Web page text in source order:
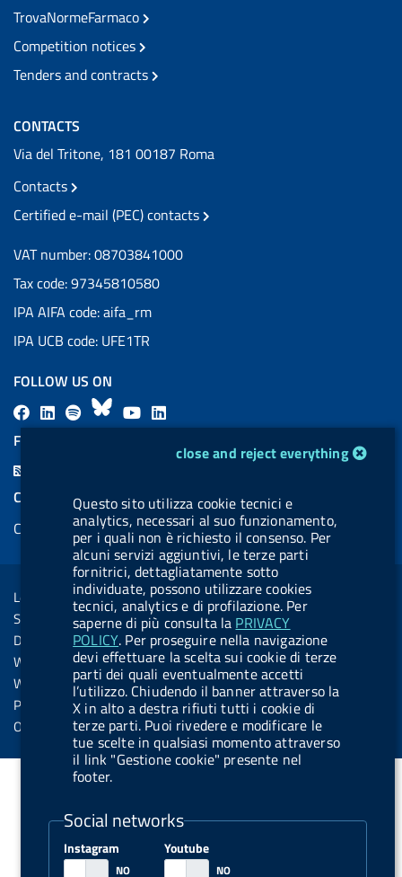
cookie management moduleclose and reject everything
Questo sito utilizza cookie tecnici e
analytics, necessari al suo funzionamento,
per i quali non è richiesto il consenso. Per
alcuni servizi aggiuntivi, le terze parti
fornitrici, dettagliatamente sotto
individuate, possono utilizzare cookies
tecnici, analytics e di profilazione. Per
saperne di più consulta la PRIVACY
POLICY. Per proseguire nella navigazione
devi effettuare la scelta sui cookie di terze
parti dei quali eventualmente accetti
l’utilizzo. Chiudendo il banner attraverso la
X in alto a destra rifiuti tutti i cookie di
terze parti. Puoi rivedere e modificare le
tue scelte in qualsiasi momento attraverso
il link "Gestione cookie" presente nel
footer.
Social networks
Instagram Youtube
TrovaNormeFarmaco
Competition notices
Tenders and contracts
CONTACTS
Via del Tritone, 181 00187 Roma
Contacts
Certified e-mail (PEC) contacts
VAT number: 08703841000
Tax code: 97345810580
IPA AIFA code: aifa_rm
IPA UCB code: UFE1TR
FOLLOW US ON
F
a
L
i
a
l
.
b
u
t
t
o
n
.
s
p
o
i
f
B
l
s
k
y
Y
o
u
b
e
i
e
d
i
n
FEED RSS
COOKIES
Cookie management
Sezione Link Utili
Legal notice
Social Media Policy
Dichiarazione di accessibilità
Web accessibility
Website statistics
Privacy
Online services